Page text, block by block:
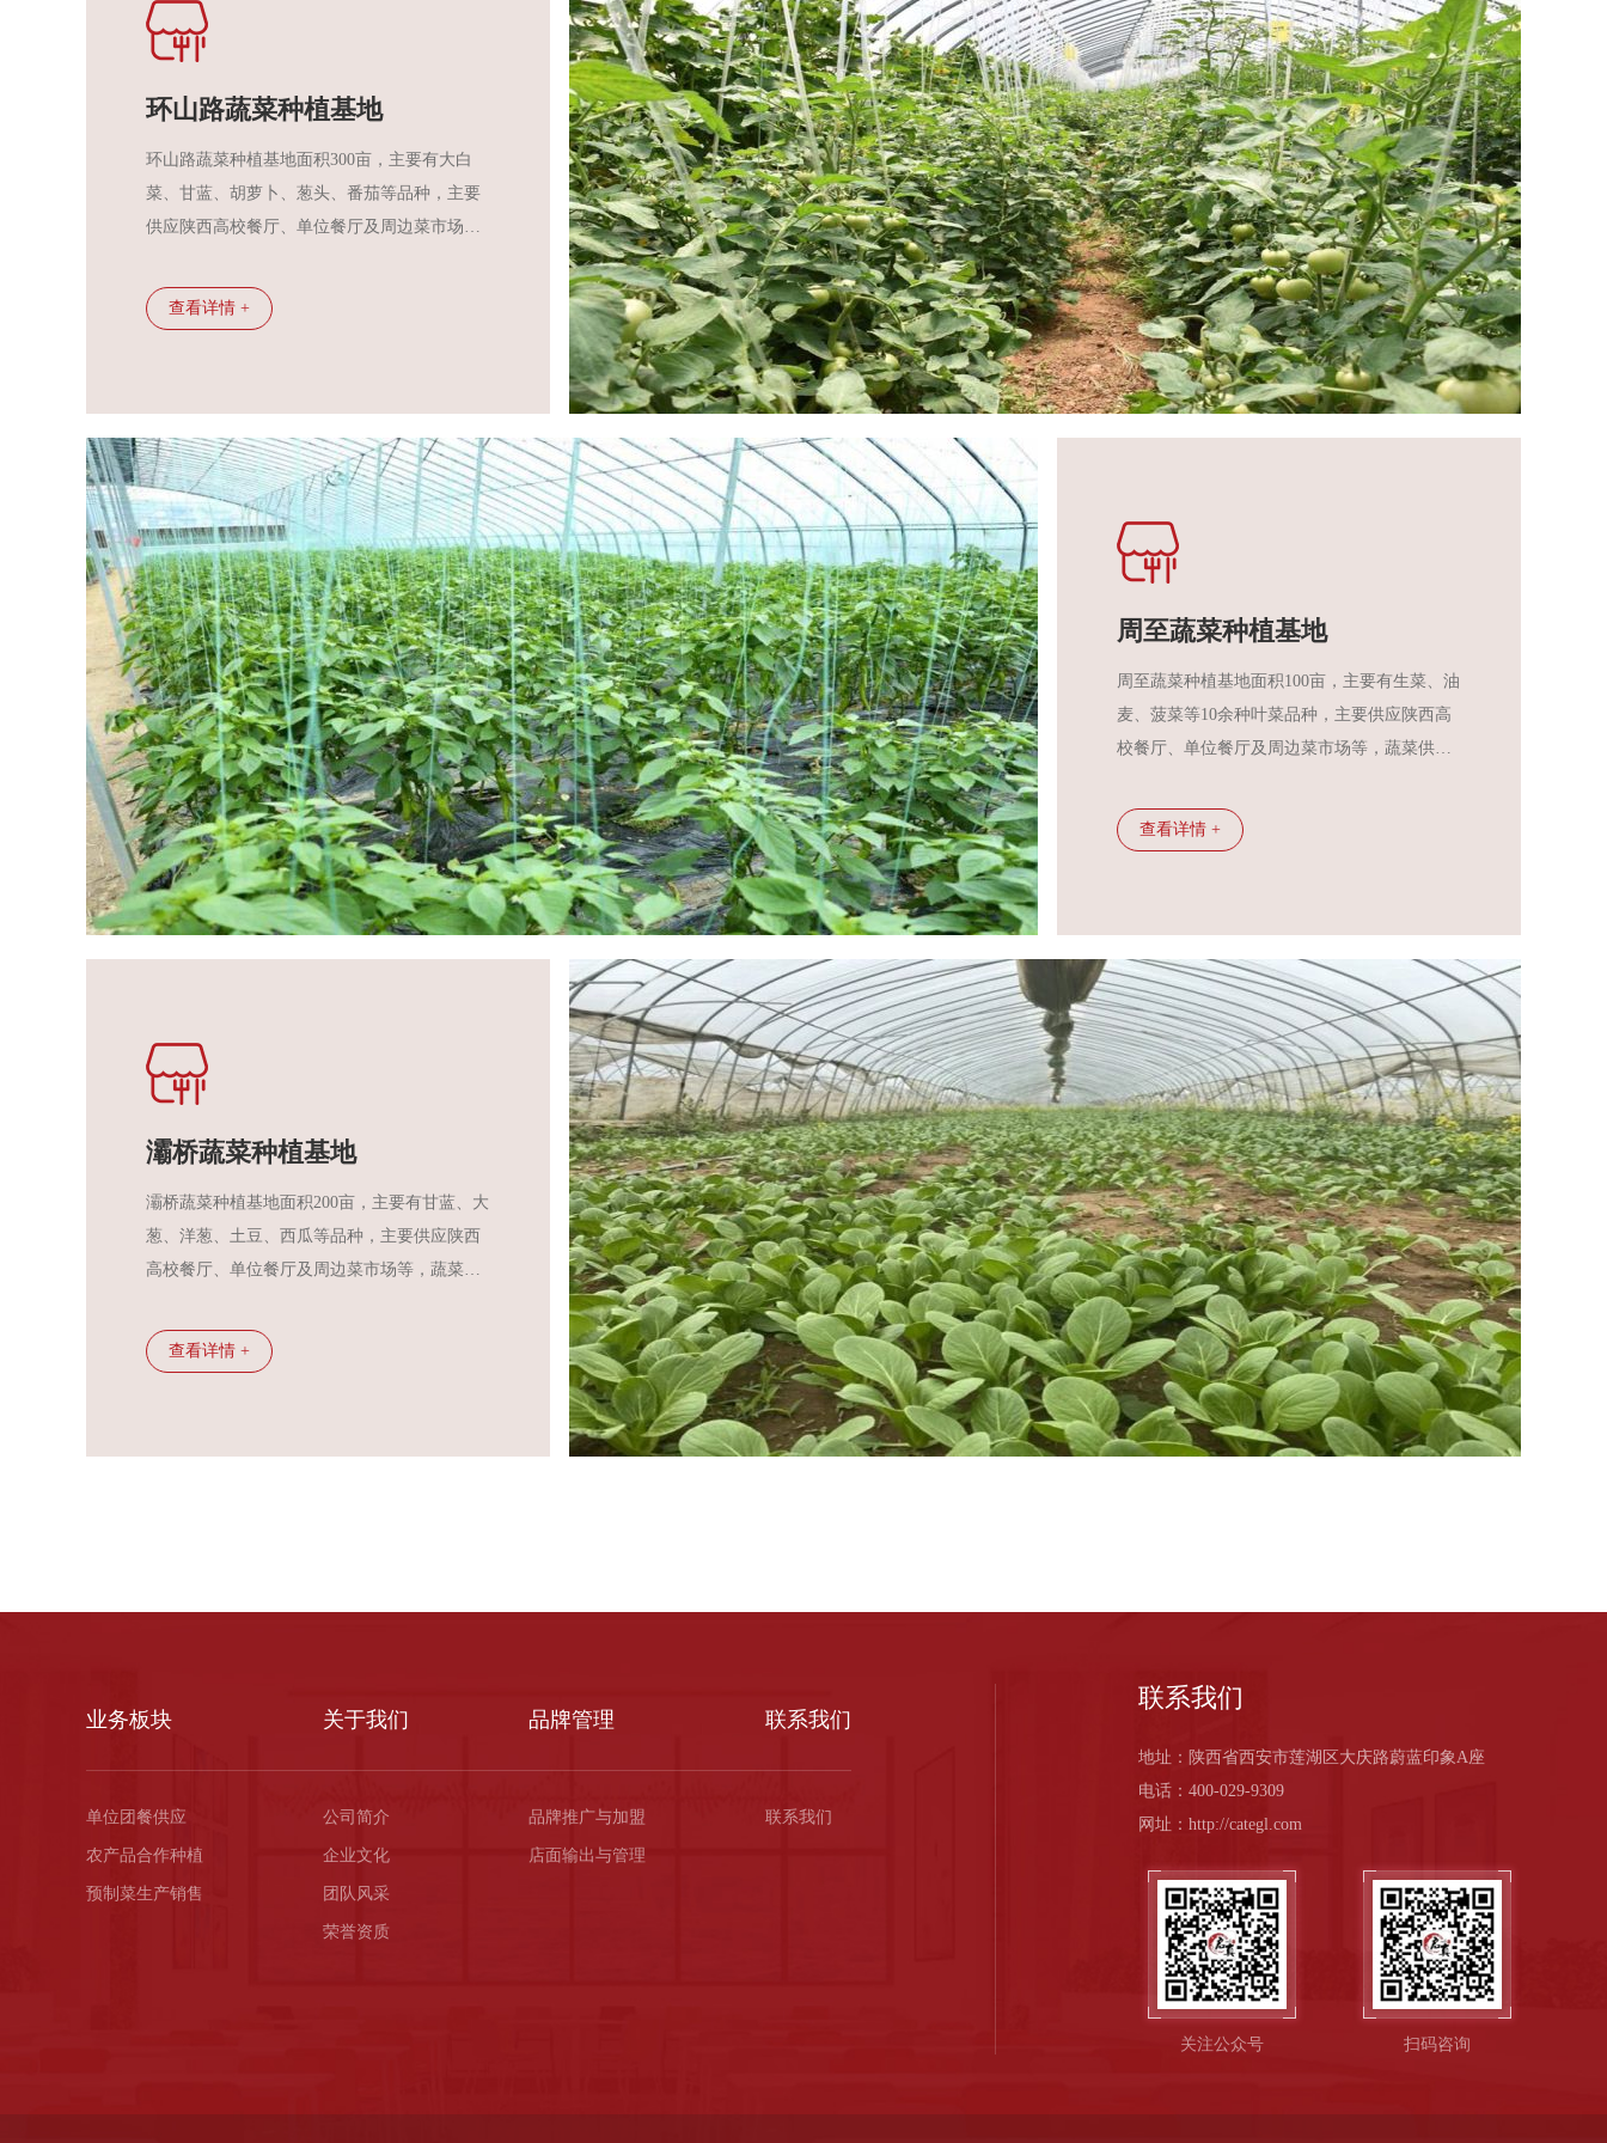
环山路蔬菜种植基地
环山路蔬菜种植基地面积300亩，主要有大白
菜、甘蓝、胡萝卜、葱头、番茄等品种，主要
供应陕西高校餐厅、单位餐厅及周边菜市场
本满足了市场需求。
查看详情 +
周至蔬菜种植基地
周至蔬菜种植基地面积100亩，主要有生菜、油
麦、菠菜等10余种叶菜品种，主要供应陕西高
校餐厅、单位餐厅及周边菜市场等，蔬菜供应
需求。
查看详情 +
灞桥蔬菜种植基地
灞桥蔬菜种植基地面积200亩，主要有甘蓝、大
葱、洋葱、土豆、西瓜等品种，主要供应陕西
高校餐厅、单位餐厅及周边菜市场等，蔬菜供
场需求。
查看详情 +
业务板块
单位团餐供应
农产品合作种植
预制菜生产销售
关于我们
公司简介
企业文化
团队风采
荣誉资质
品牌管理
品牌推广与加盟
店面输出与管理
联系我们
联系我们
联系我们
地址：陕西省西安市莲湖区大庆路蔚蓝印象A座
电话：400-029-9309
网址：http://categl.com
关注公众号 扫码咨询